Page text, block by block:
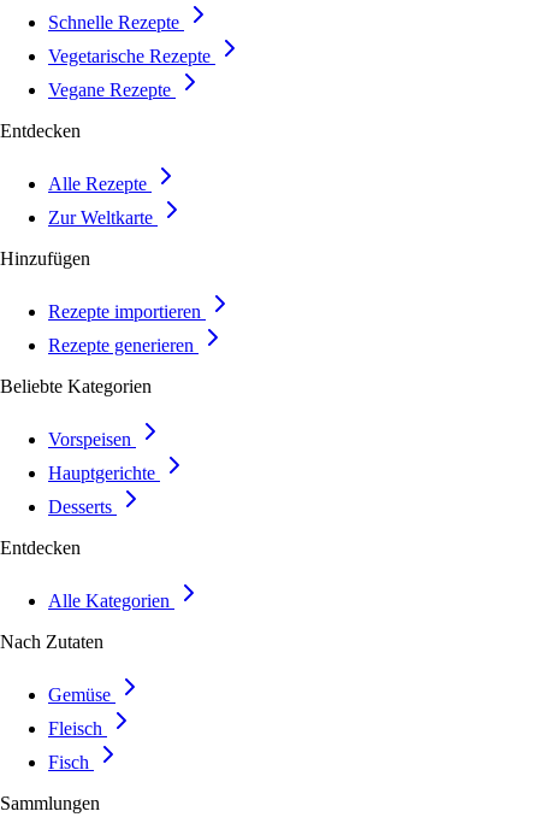
Schnelle Rezepte
Vegetarische Rezepte
Vegane Rezepte
Entdecken
Alle Rezepte
Zur Weltkarte
Hinzufügen
Rezepte importieren
Rezepte generieren
Beliebte Kategorien
Vorspeisen
Hauptgerichte
Desserts
Entdecken
Alle Kategorien
Nach Zutaten
Gemüse
Fleisch
Fisch
Sammlungen